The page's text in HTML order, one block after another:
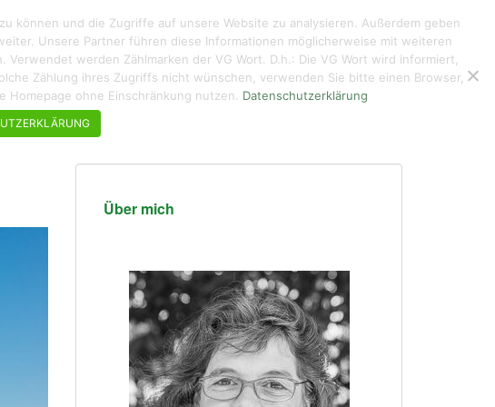
REZEPTE KUNTERBUNTES ÜBER MICH DE/EN KONTAKT
Über mich
können und die Zugriffe auf unsere Website zu analysieren. Außerdem geben
Unsere Partner führen diese Informationen möglicherweise mit weiteren
werden Zählmarken der VG Wort. D.h.: Die VG Wort wird informiert,
Zählung ihres Zugriffs nicht wünschen, verwenden Sie bitte einen Browser,
Homepage ohne Einschränkung nutzen. Datenschutzerklärung